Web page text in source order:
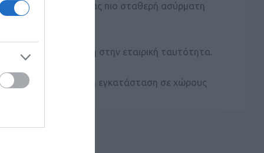
Wi-Fi 6, προσφέροντας πιο σταθερή ασύρματη
πλήρη προσαρμογή στην εταιρική ταυτότητα.
για ευέλικτη εγκατάσταση σε χώρους
εμπειρία.